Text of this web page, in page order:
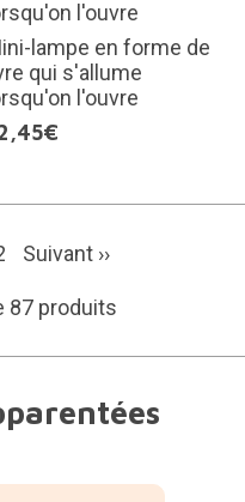
lampe en forme de
qui s'allume
l'ouvre
Suivant ››
87 produits